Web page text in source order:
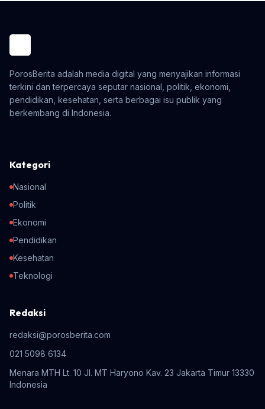
PorosBerita adalah media digital yang menyajikan informasi
terkini dan terpercaya seputar nasional, politik, ekonomi,
pendidikan, kesehatan, serta berbagai isu publik yang
berkembang di Indonesia.
Kategori
Nasional
Politik
Ekonomi
Pendidikan
Kesehatan
Teknologi
Redaksi
redaksi@porosberita.com
021 5098 6134
Menara MTH Lt. 10 Jl. MT Haryono Kav. 23 Jakarta Timur 13330
Indonesia